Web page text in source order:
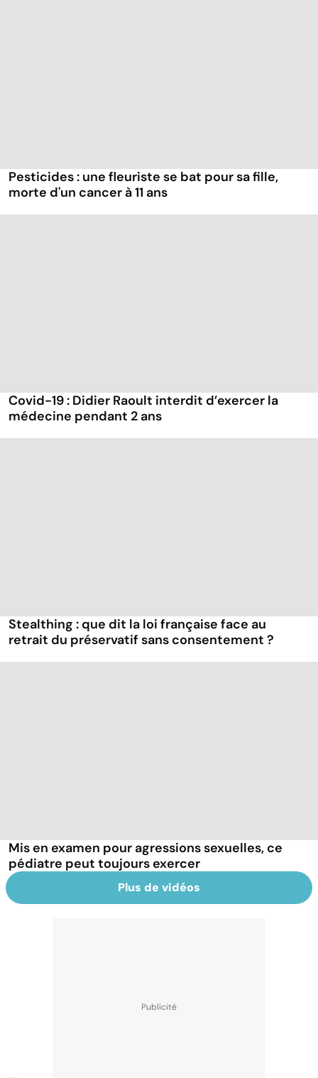
Pesticides : une fleuriste se bat pour sa fille,
morte d'un cancer à 11 ans
Covid-19 : Didier Raoult interdit d’exercer la
médecine pendant 2 ans
Stealthing : que dit la loi française face au
retrait du préservatif sans consentement ?
Mis en examen pour agressions sexuelles, ce
pédiatre peut toujours exercer
Plus de vidéos